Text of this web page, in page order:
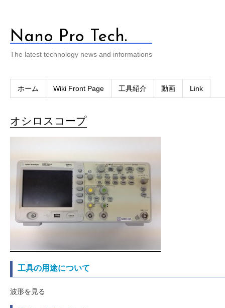
Nano Pro Tech.
The latest technology news and informations
ホーム Wiki Front Page 工具紹介 動画 Link
オシロスコープ
工具の用途について
波形を見る